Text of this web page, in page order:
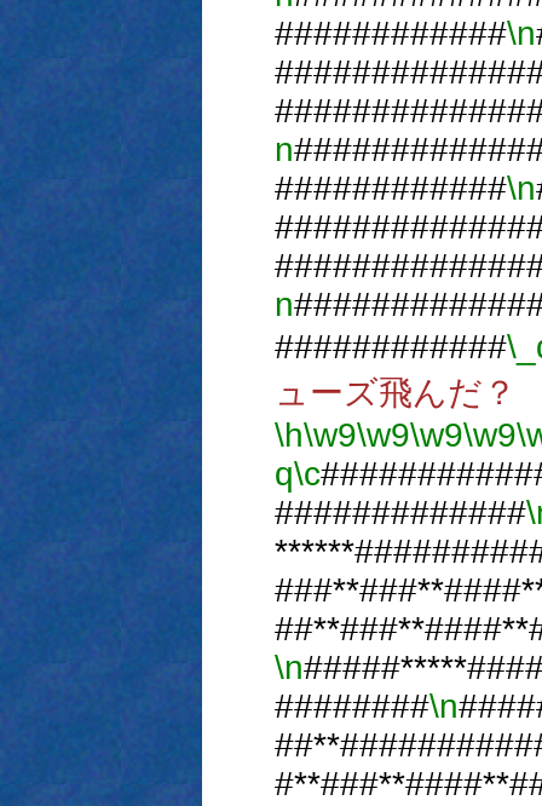
############\n
n
############\n
n
############
ューズ飛んだ？
\h\w9\w9\w9\w9
q\c
#############
\n
########\n